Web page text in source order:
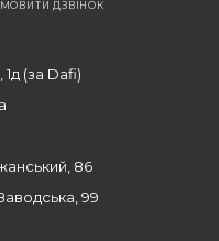
ДЗВІНОК
(за Dafi)
86
99